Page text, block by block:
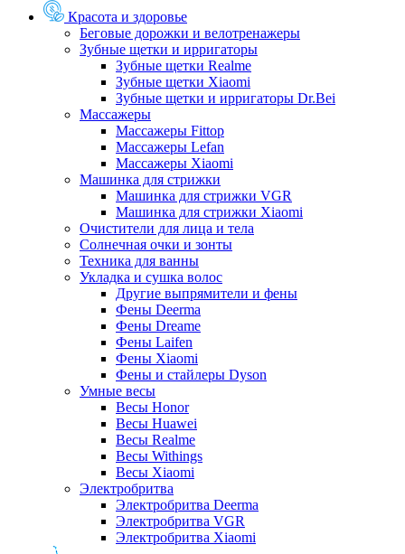
Красота и здоровье
Беговые дорожки и велотренажеры
Зубные щетки и ирригаторы
Зубные щетки Realme
Зубные щетки Xiaomi
Зубные щетки и ирригаторы Dr.Bei
Массажеры
Массажеры Fittop
Массажеры Lefan
Массажеры Xiaomi
Машинка для стрижки
Машинка для стрижки VGR
Машинка для стрижки Xiaomi
Очистители для лица и тела
Солнечная очки и зонты
Техника для ванны
Укладка и сушка волос
Другие выпрямители и фены
Фены Deerma
Фены Dreame
Фены Laifen
Фены Xiaomi
Фены и стайлеры Dyson
Умные весы
Весы Honor
Весы Huawei
Весы Realme
Весы Withings
Весы Xiaomi
Электробритва
Электробритва Deerma
Электробритва VGR
Электробритва Xiaomi